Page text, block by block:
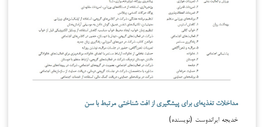
مداخلات تغذیه‌ای برای پیشگیری از افت شناختی مرتبط با سن
خدیجه ایراندوست (نویسنده)